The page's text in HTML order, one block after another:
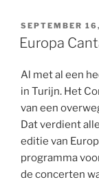
GEPLAATST
OP
SEPTEMBER
Europa
Al met al een
in Turijn. Het
van een
Dat verdient
editie van
programma
de concerten